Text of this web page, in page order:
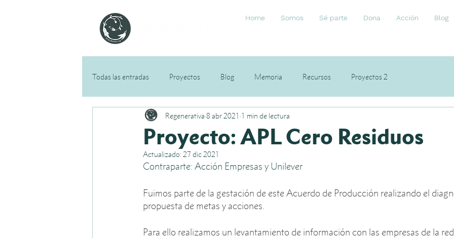
Home Somos Sé parte Dona Acción Blog
Todas las entradas Proyectos Blog Memoria Recursos Proyectos 2
Proyecto: APL Cero Residuos
Regenerativa 8 abr 2021 1 min de lectura
Actualizado: 27 dic 2021
Contraparte: Acción Empresas y Unilever
Fuimos parte de la gestación de este Acuerdo de Producción realizando el
propuesta de metas y acciones.
Para ello realizamos un levantamiento de información con las empresas de la